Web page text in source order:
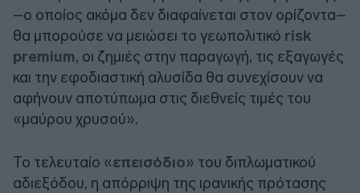
–ο οποίος ακόμα δεν διαφαίνεται στον ορίζοντα–
θα μπορούσε να μειώσει το γεωπολιτικό risk
premium, οι ζημιές στην παραγωγή, τις εξαγωγές
και την εφοδιαστική αλυσίδα θα συνεχίσουν να
αφήνουν αποτύπωμα στις διεθνείς τιμές του
«μαύρου χρυσού».
Το τελευταίο «επεισόδιο» του διπλωματικού
αδιεξόδου, η απόρριψη της ιρανικής πρότασης